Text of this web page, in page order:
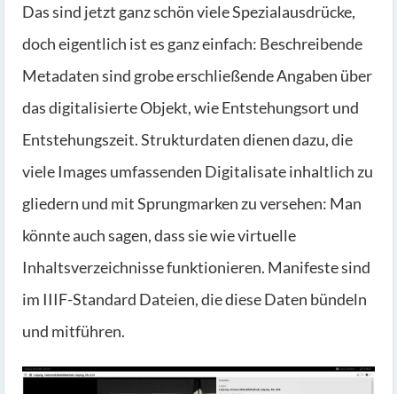
Das sind jetzt ganz schön viele Spezialausdrücke,
doch eigentlich ist es ganz einfach: Beschreibende
Metadaten sind grobe erschließende Angaben über
das digitalisierte Objekt, wie Entstehungsort und
Entstehungszeit. Strukturdaten dienen dazu, die
viele Images umfassenden Digitalisate inhaltlich zu
gliedern und mit Sprungmarken zu versehen: Man
könnte auch sagen, dass sie wie virtuelle
Inhaltsverzeichnisse funktionieren. Manifeste sind
im IIIF-Standard Dateien, die diese Daten bündeln
und mitführen.